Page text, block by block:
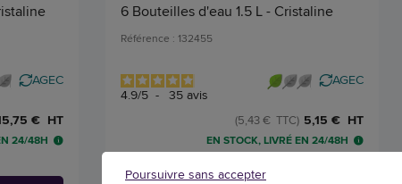
AGEC
€ HT
24/48H
6 Bouteilles d'eau 1.5 L - Cristaline
Référence : 132455
4.9/5 - 35 avis
AGEC
5,15 € HT
(5,43 € TTC)
EN STOCK, LIVRÉ EN 24/48H
Qté
Poursuivre sans accepter